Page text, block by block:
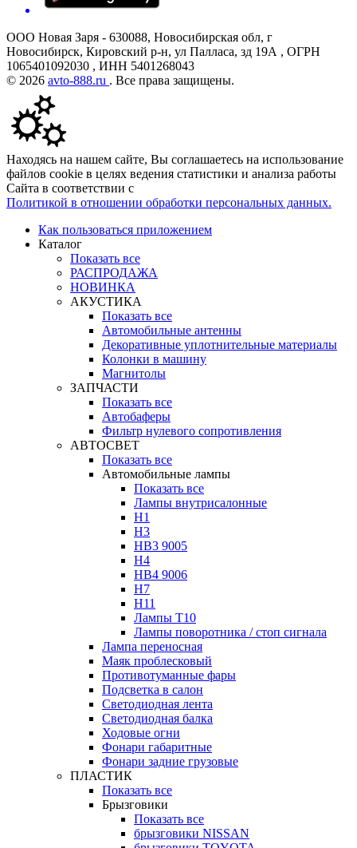
ООО Новая Заря - 630088, Новосибирская обл, г
Новосибирск, Кировский р-н, ул Палласа, зд 19А , ОГРН
1065401092030 , ИНН 5401268043
© 2026 avto-888.ru . Все права защищены.
Находясь на нашем сайте, Вы соглашаетесь на использование
файлов cookie в целях ведения статистики и анализа работы
Сайта в соответствии с
Политикой в отношении обработки персональных данных.
Как пользоваться приложением
Каталог
Показать все
РАСПРОДАЖА
НОВИНКА
АКУСТИКА
Показать все
Автомобильные антенны
Декоративные уплотнительные материалы
Колонки в машину
Магнитолы
ЗАПЧАСТИ
Показать все
Автобаферы
Фильтр нулевого сопротивления
АВТОСВЕТ
Показать все
Автомобильные лампы
Показать все
Лампы внутрисалонные
H1
H3
HB3 9005
H4
HB4 9006
H7
H11
Лампы Т10
Лампы поворотника / стоп сигнала
Лампа переносная
Маяк проблесковый
Противотуманные фары
Подсветка в салон
Светодиодная лента
Светодиодная балка
Ходовые огни
Фонари габаритные
Фонари задние грузовые
ПЛАСТИК
Показать все
Брызговики
Показать все
брызговики NISSAN